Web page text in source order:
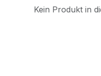
Kein Produkt in